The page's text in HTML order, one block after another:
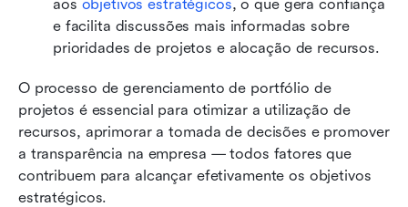
aos objetivos estratégicos, o que gera confiança
e facilita discussões mais informadas sobre
prioridades de projetos e alocação de recursos.
O processo de gerenciamento de portfólio de
projetos é essencial para otimizar a utilização de
recursos, aprimorar a tomada de decisões e promover
a transparência na empresa — todos fatores que
contribuem para alcançar efetivamente os objetivos
estratégicos.